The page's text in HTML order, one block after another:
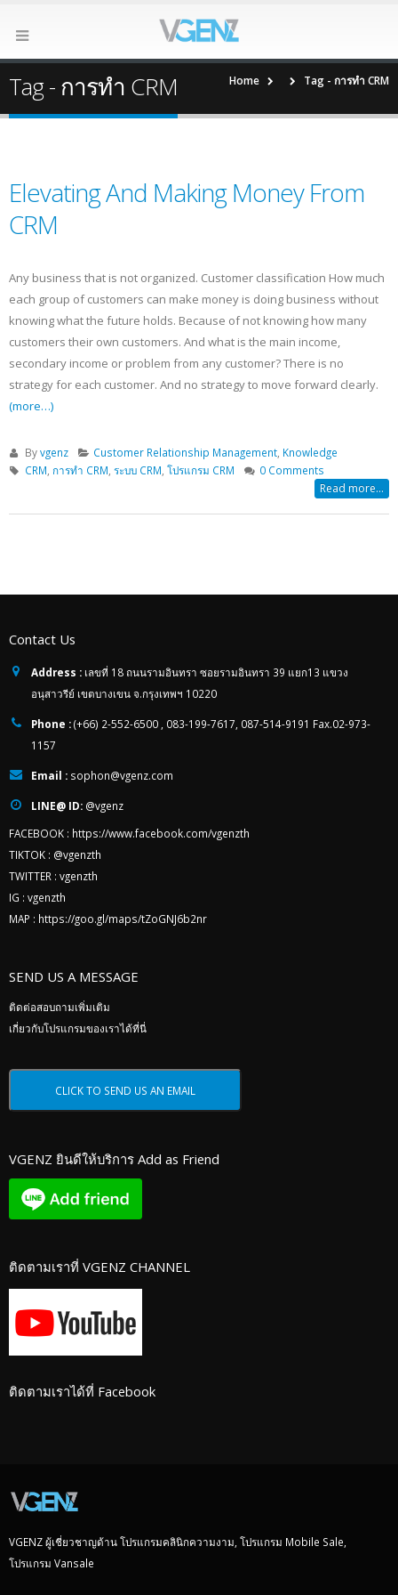
Home Tag - การทำ CRM
Tag - การทำ CRM
Elevating And Making Money From
CRM
Any business that is not organized. Customer classification How much
each group of customers can make money is doing business without
knowing what the future holds. Because of not knowing how many
customers their own customers. And what is the main income,
secondary income or problem from any customer? There is no
strategy for each customer. And no strategy to move forward clearly.
(more…)
Byvgenz Customer Relationship Management Knowledge
CRM การทำ CRM ระบบ CRM โปรแกรม CRM 0 Comments
Read more...
Contact Us
Address : เลขที่ 18 ถนนรามอินทรา ซอยรามอินทรา 39 แยก13 แขวง
อนุสาวรีย์ เขตบางเขน จ.กรุงเทพฯ 10220
Phone :(+66) 2-552-6500 , 083-199-7617, 087-514-9191 Fax.02-973-
1157
Email : sophon@vgenz.com
LINE@ ID: @vgenz
FACEBOOK : https://www.facebook.com/vgenzth
TIKTOK : @vgenzth
TWITTER : vgenzth
IG : vgenzth
MAP : https://goo.gl/maps/tZoGNJ6b2nr
SEND US A MESSAGE
ติดต่อสอบถามเพิ่มเติม
เกี่ยวกับโปรแกรมของเราได้ที่นี่
VGENZ ยินดีให้บริการ Add as Friend
ติดตามเราที่ VGENZ CHANNEL
ติดตามเราได้ที่ Facebook
VGENZ ผู้เชี่ยวชาญด้าน โปรแกรมคลินิกความงาม, โปรแกรม Mobile Sale,
โปรแกรม Vansale